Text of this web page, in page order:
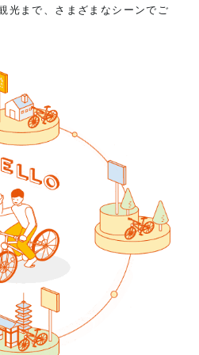
光まで、さまざまなシーンでご